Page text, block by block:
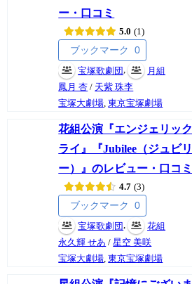
ー・口コミ
5.0 1
ブックマーク 0
宝塚歌劇団 ,
月組
鳳月 杏 / 天紫 珠李
宝塚大劇場 ,東京宝塚劇場
花組公演『エンジェリック
ライ』『Jubilee（ジュビリ
ー）』のレビュー・口コミ
4.7 3
ブックマーク 0
宝塚歌劇団 ,
花組
永久輝 せあ /星空 美咲
宝塚大劇場 ,東京宝塚劇場